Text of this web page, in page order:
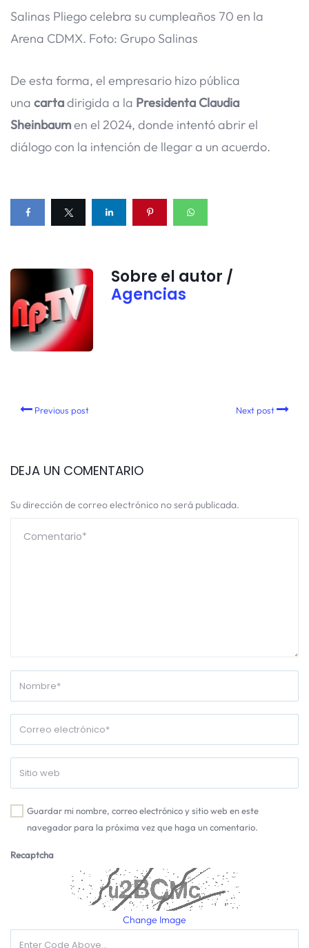
Salinas Pliego celebra su cumpleaños 70 en la
Arena CDMX. Foto: Grupo Salinas
De esta forma, el empresario hizo pública
una cartadirigida a la Presidenta Claudia
Sheinbaumen el 2024, donde intentó abrir el
diálogo con la intención de llegar a un acuerdo.
Sobre el autor /
Agencias
Previous post Next post
DEJA UN COMENTARIO
Su dirección de correo electrónico no será publicada.
Guardar mi nombre, correo electrónico y sitio web en este
navegador para la próxima vez que haga un comentario.
Recaptcha
Change Image